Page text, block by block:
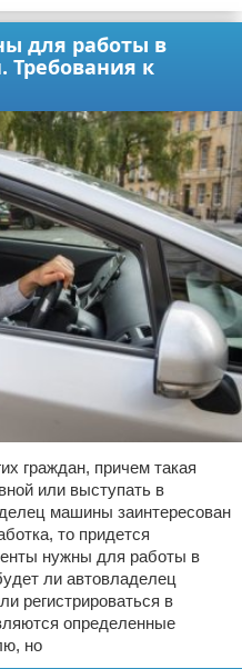
для работы в
Требования к
граждан, причем такая
или выступать в
машины заинтересован
то придется
нужны для работы в
ли автовладелец
регистрироваться в
определенные
но